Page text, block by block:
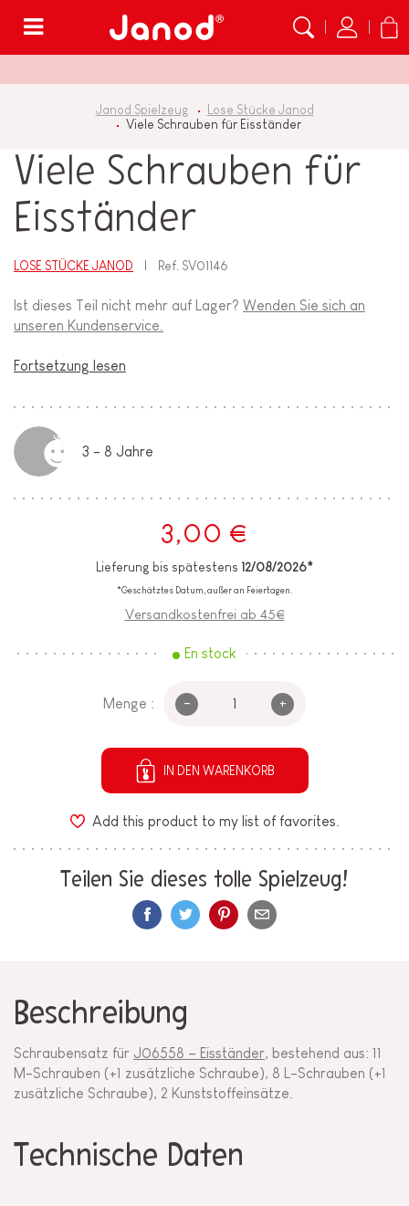
Janod Spielzeug
Lose Stücke Janod
Viele Schrauben für Eisständer
Viele Schrauben für
Eisständer
LOSE STÜCKE JANOD Ref. SV01146
Ist dieses Teil nicht mehr auf Lager? Wenden Sie sich an
unseren Kundenservice.
Fortsetzung lesen
3 - 8 Jahre
3,00 €
Lieferung bis spätestens 12/08/2026*
*Geschätztes Datum, außer an Feiertagen.
Versandkostenfrei ab 45€
En stock
Menge : - +
IN DEN WARENKORB
Add this product to my list of favorites.
Teilen Sie dieses tolle Spielzeug!
Beschreibung
Schraubensatz für J06558 – Eisständer, bestehend aus: 11
M-Schrauben (+1 zusätzliche Schraube), 8 L-Schrauben (+1
zusätzliche Schraube), 2 Kunststoffeinsätze.
Technische Daten